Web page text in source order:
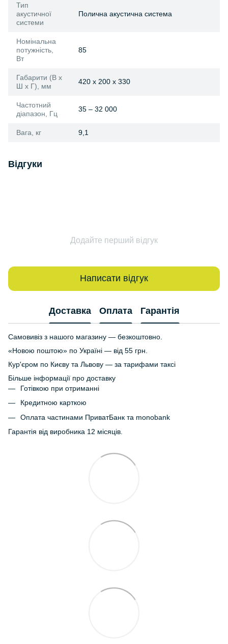
Тип
акустичної
системи
Полична акустична система
Номінальна
потужність,
Вт
85
Габарити (В х
Ш х Г), мм
420 х 200 x 330
Частотний
діапазон, Гц
35 – 32 000
Вага, кг 9,1
Відгуки
Додайте перший відгук
Написати відгук
Доставка Оплата Гарантія
Самовивіз з нашого магазину — безкоштовно.
«Новою поштою» по Україні — від 55 грн.
Кур'єром по Києву та Львову — за тарифами таксі
Більше інформації про доставку
Готівкою при отриманні
Кредитною карткою
Оплата частинами ПриватБанк та monobank
Гарантія від виробника 12 місяців.